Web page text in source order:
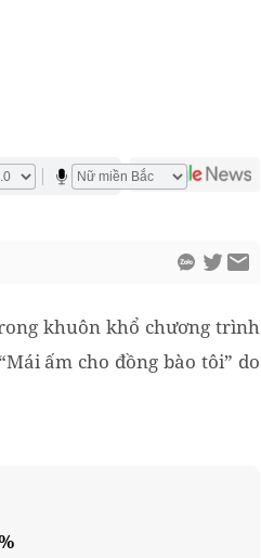
khuôn khổ chương trình
ấm cho đồng bào tôi” do